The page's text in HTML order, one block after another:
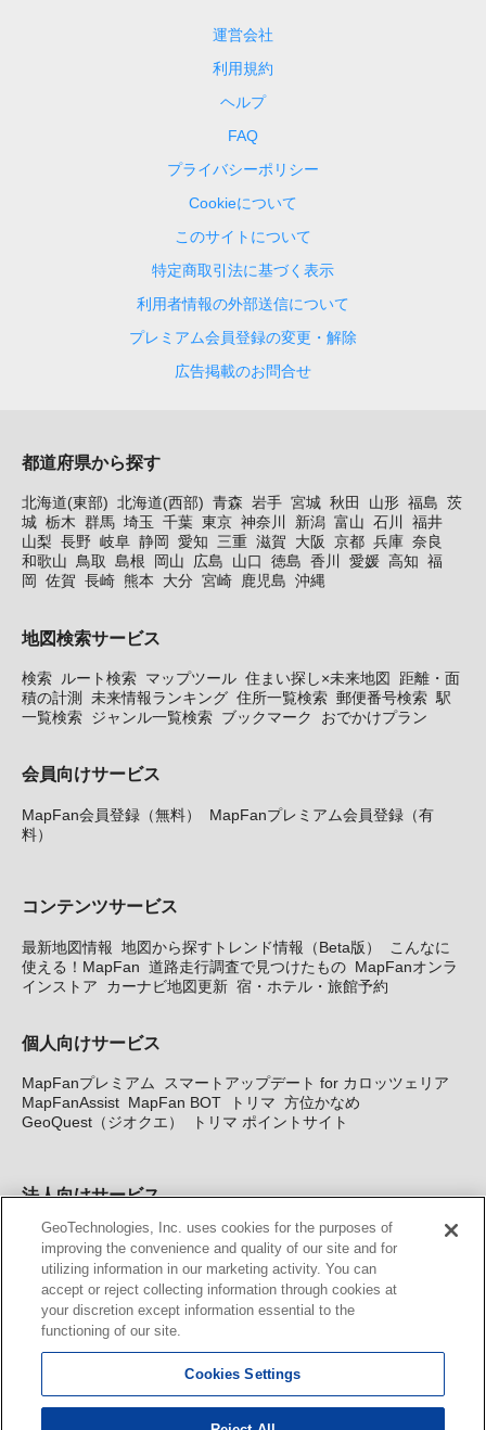
運営会社
利用規約
ヘルプ
FAQ
プライバシーポリシー
Cookieについて
このサイトについて
特定商取引法に基づく表示
利用者情報の外部送信について
プレミアム会員登録の変更・解除
広告掲載のお問合せ
都道府県から探す
北海道(東部) 北海道(西部) 青森 岩手 宮城 秋田 山形 福島 茨
城 栃木 群馬 埼玉 千葉 東京 神奈川 新潟 富山 石川
福井
山梨 長野 岐阜 静岡 愛知 三重 滋賀 大阪 京都 兵庫 奈良
和歌山 鳥取 島根 岡山 広島 山口 徳島 香川 愛媛 高知 福
岡
佐賀 長崎 熊本 大分 宮崎 鹿児島 沖縄
地図検索サービス
検索 ルート検索 マップツール 住まい探し×未来地図
距離・面
積の計測
未来情報ランキング 住所一覧検索 郵便番号検索 駅
一覧検索 ジャンル一覧検索 ブックマーク おでかけプラン
会員向けサービス
MapFan会員登録（無料）
MapFanプレミアム会員登録（有
料）
コンテンツサービス
最新地図情報 地図から探すトレンド情報（Beta版）
こんなに
使える！MapFan 道路走行調査で見つけたもの MapFanオンラ
インストア
カーナビ地図更新 宿・ホテル・旅館予約
個人向けサービス
MapFanプレミアム
スマートアップデート for カロッツェリア
MapFanAssist MapFan BOT トリマ 方位かなめ
GeoQuest（ジオクエ）
トリマ ポイントサイト
法人向けサービス
法人向け地図・位置情報サービス WEBサイト・システム向け地
図API Windows PC向け地図開発キット MapFan DB 住所確認
サービス
MAP WORLD+ トリマ広告 Geo-Research
カーナビ地図更新サービス
MapFan スマートメンバーズ
KENWOOD MapFan Club
GeoTechnologies, Inc. uses cookies for the purposes of
improving the convenience and quality of our site and for
utilizing information in our marketing activity. You can
accept or reject collecting information through cookies at
your discretion except information essential to the
functioning of our site.
Cookies Settings